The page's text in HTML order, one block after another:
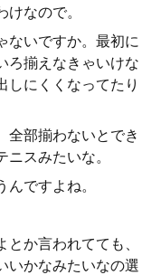
なので。
ないですか。最初に
ろ揃えなきゃいけな
しにくくなってたり
全部揃わないとでき
スみたいな。
ですよね。
か言われてても、
いかなみたいなの選